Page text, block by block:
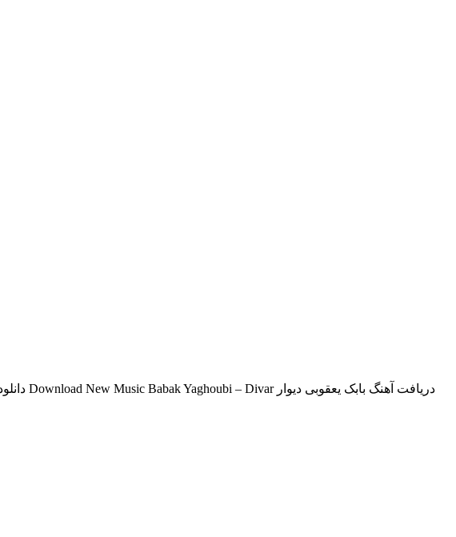
دانلود آهنگ جدید بابک یعقوبی بنام دیوار ملوبیت تقدیم میکند جدیدترین موزیک دیوار از بابک یعقوبی با بهترین کیفیت و متن ترانه Download New Music Babak Yaghoubi – Divar دریافت آهنگ بابک یعقوبی دیوار